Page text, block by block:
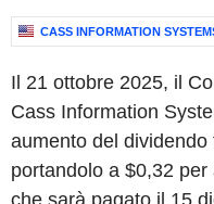
CASS INFORMATION
Il 21 ottobre 2025, il
Cass Information
aumento del
portandolo a $0,32
che sarà pagato il 15